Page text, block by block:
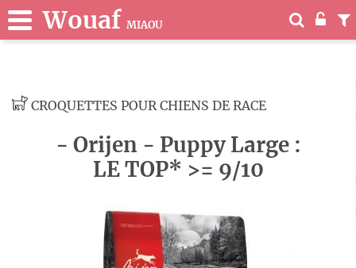
Wouaf MIAOU
CROQUETTES POUR CHIENS DE RACE
- Orijen - Puppy Large :
LE TOP* >= 9/10